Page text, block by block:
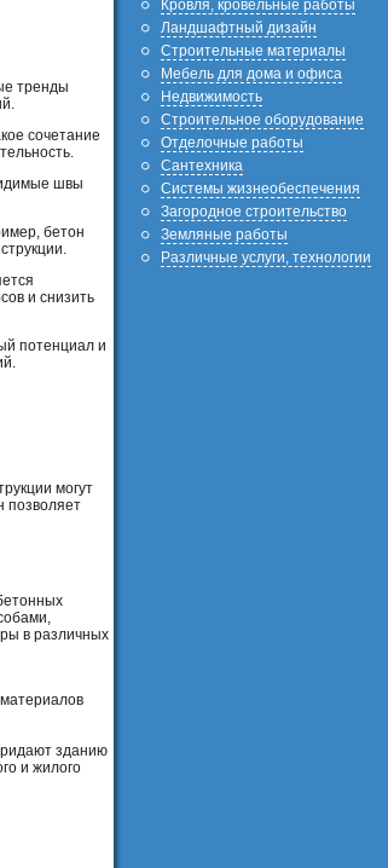
тренды
сочетание
швы
бетон
и снизить
потенциал и
могут
позволяет
в различных
зданию
и жилого
Кровля, кровельные работы
Ландшафтный дизайн
Строительные материалы
Мебель для дома и офиса
Недвижимость
Строительное оборудование
Отделочные работы
Сантехника
Системы жизнеобеспечения
Загородное строительство
Земляные работы
Различные услуги, технологии